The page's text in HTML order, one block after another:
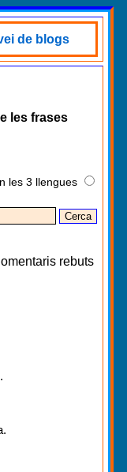
de blogs
les frases
les 3 llengues
rebuts